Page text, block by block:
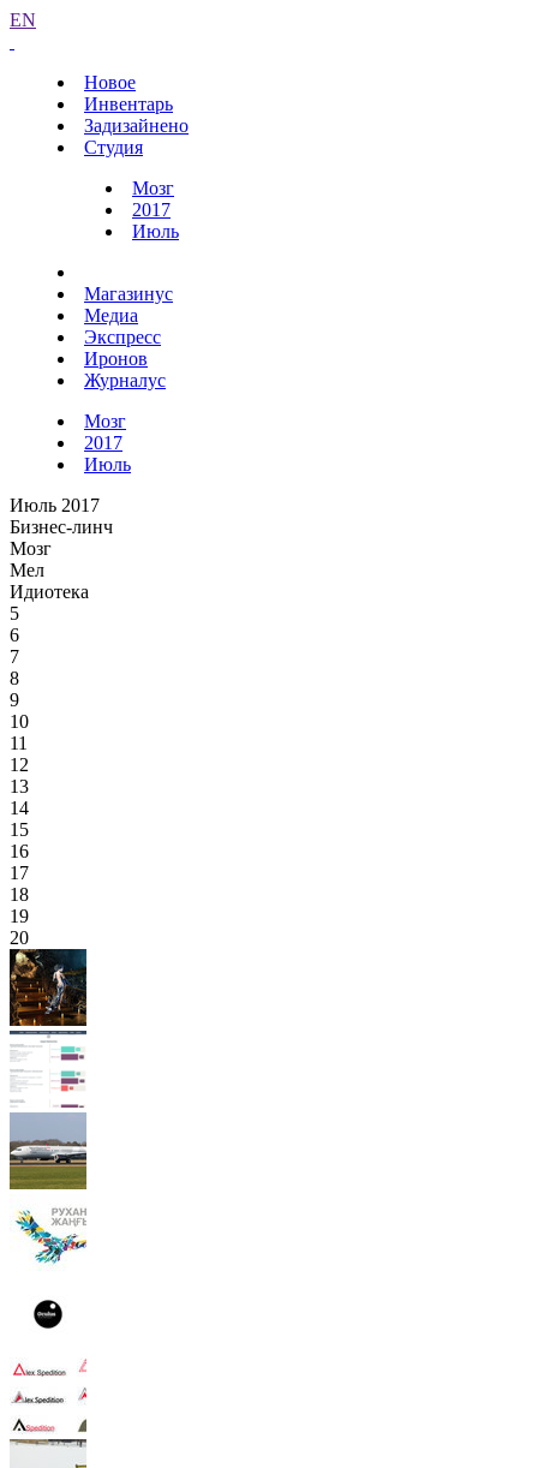
EN
Новое
Инвентарь
Задизайнено
Студия
Мозг
2017
Июль
Магазинус
Медиа
Экспресс
Иронов
Журналус
Мозг
2017
Июль
Июль 2017
Бизнес-линч
Мозг
Мел
Идиотека
5
6
7
8
9
10
11
12
13
14
15
16
17
18
19
20